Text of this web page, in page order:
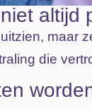
altijd
maar
die